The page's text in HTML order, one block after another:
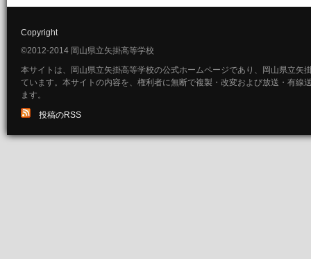
Copyright
©2012-2014 岡山県立矢掛高等学校
本サイトは、岡山県立矢掛高等学校の公式ホームページであり、岡山県立矢
ています。本サイトの内容を、権利者に無断で複製・改変および放送・有線
ます。
投稿のRSS